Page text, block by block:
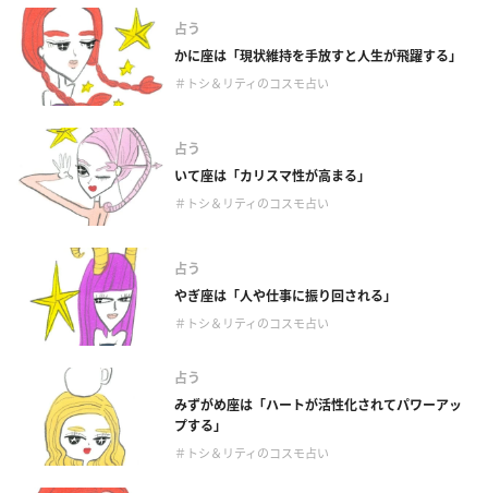
占う
かに座は「現状維持を手放すと人生が飛躍する」
＃トシ＆リティのコスモ占い
占う
いて座は「カリスマ性が高まる」
＃トシ＆リティのコスモ占い
占う
やぎ座は「人や仕事に振り回される」
＃トシ＆リティのコスモ占い
占う
みずがめ座は「ハートが活性化されてパワーアッ
プする」
＃トシ＆リティのコスモ占い